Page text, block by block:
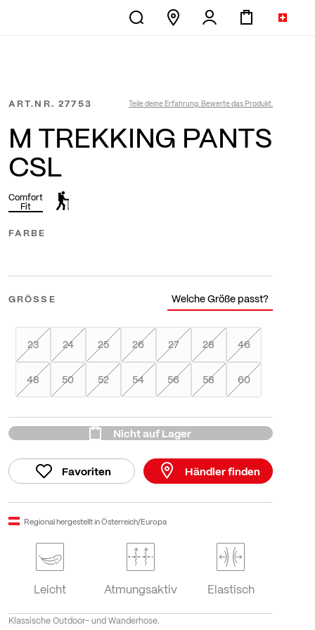
ART.NR. 27753 Teile deine Erfahrung. Bewerte das Produkt.
M TREKKING PANTS
CSL
Comfort
Fit
FARBE
GRÖSSE Welche Größe passt?
23 24 25 26 27 28 46
48 50 52 54 56 58 60
Nicht auf Lager
Favoriten Händler finden
Regional hergestellt in Österreich/Europa
Leicht Atmungsaktiv Elastisch
Klassische Outdoor- und Wanderhose.